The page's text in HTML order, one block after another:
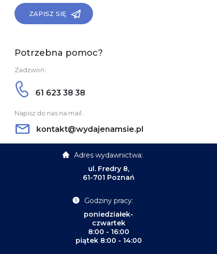
ZAPISZ SIĘ
Potrzebna pomoc?
Zadzwoń:
61 623 38 38
Napisz do nas na mail:
kontakt@wydajenamsie.pl
Adres wydawnictwa:
ul. Fredry 8,
61-701 Poznań
Godziny pracy:
poniedziałek-
czwartek
8:00 - 16:00
piątek 8:00 - 14:00